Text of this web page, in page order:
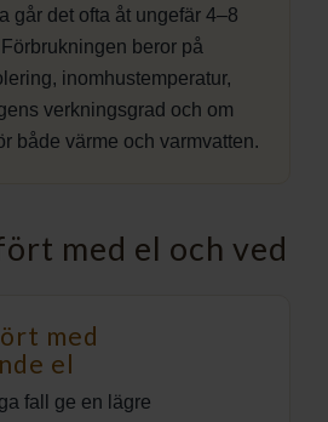
går det ofta åt ungefär 4–8
beror på
inomhustemperatur,
verkningsgrad och om
både värme och varmvatten.
med el och ved
med
el
fall ge en lägre